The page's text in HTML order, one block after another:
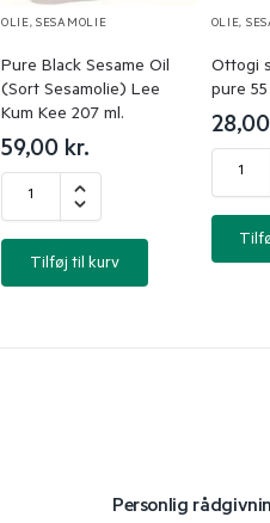
OLIE,SESAMOLIE
Pure Black Sesame Oil
(Sort Sesamolie) Lee
Kum Kee 207 ml.
59,00 kr.
Tilføj til kurv
OLIE,
Ottogi
pure 55
28,00
Personlig